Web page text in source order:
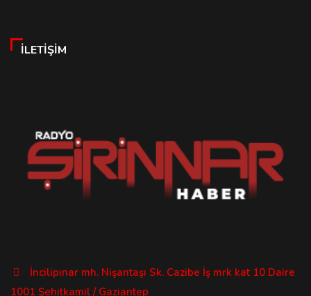
İLETIŞIM
İncilipınar mh. Nişantaşı Sk. Cazibe İş mrk kat 10 Daire
1001 Şehitkamil / Gaziantep